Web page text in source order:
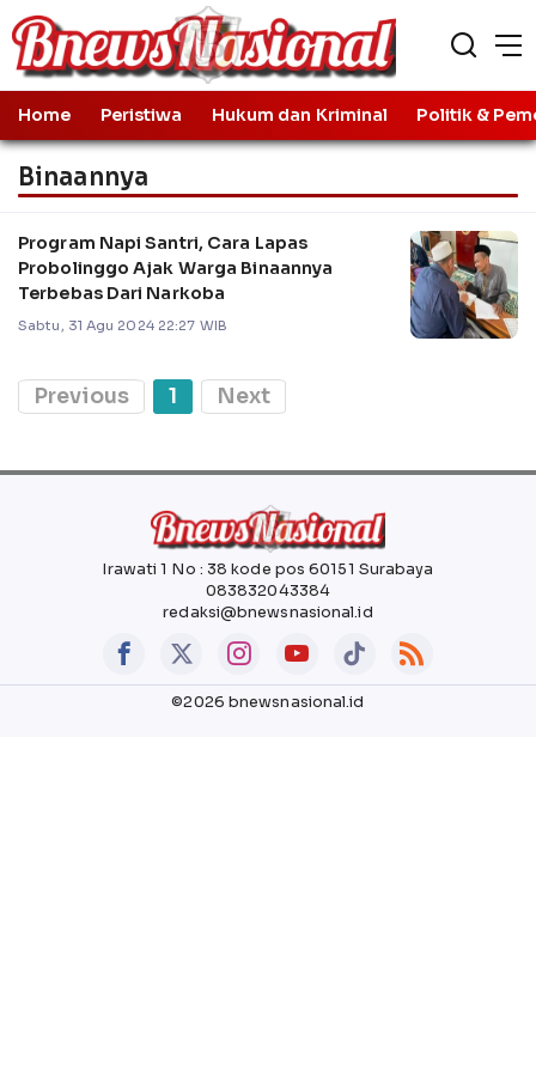
Home Peristiwa Hukum dan Kriminal Politik &
Binaannya
Program Napi Santri, Cara Lapas
Probolinggo Ajak Warga Binaannya
Terbebas Dari Narkoba
Sabtu, 31 Agu 2024 22:27 WIB
Previous 1 Next
Irawati 1 No : 38 kode pos 60151 Surabaya
083832043384
redaksi@bnewsnasional.id
©2026 bnewsnasional.id